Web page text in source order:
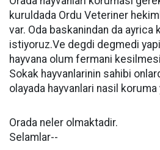
kuruldada Ordu Veteriner
var. Oda baskanindan da ayrica
istiyoruz.Ve degdi degmedi
hayvana olum fermani
Sokak hayvanlarinin sahibi
olayada hayvanlari nasil
Orada neler olmaktadir.
Selamlar--